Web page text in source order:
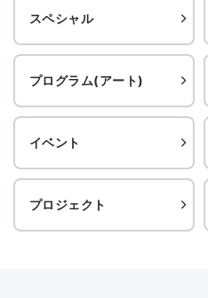
スペシャル
プログラム(アート)
イベント
プロジェクト